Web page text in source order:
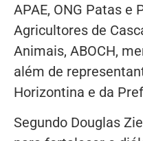
APAE, ONG Patas e
Agricultores de
Animais, ABOCH,
além de
Horizontina e da
Segundo Douglas